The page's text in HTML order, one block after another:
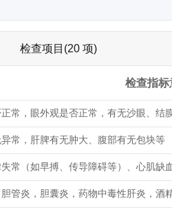
检查项目(20 项)
检查指标
常，眼外观是否正常，有无沙眼、结
常，肝脾有无肿大、腹部有无包块等
失常（如早搏、传导障碍等）、心肌缺
胆管炎，胆囊炎，药物中毒性肝炎，酒